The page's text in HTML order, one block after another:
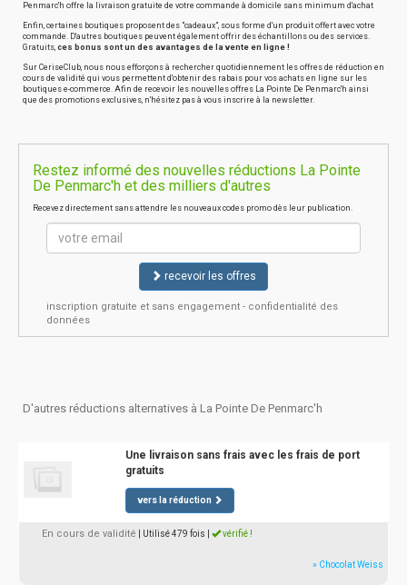
Penmarc'h offre la livraison gratuite de votre commande à domicile sans minimum d'achat
Enfin, certaines boutiques proposent des "cadeaux", sous forme d'un produit offert avec votre
commande. D'autres boutiques peuvent également offrir des échantillons ou des services.
Gratuits, ces bonus sont un des avantages de la vente en ligne !
Sur CeriseClub, nous nous efforçons à rechercher quotidiennement les offres de réduction en
cours de validité qui vous permettent d'obtenir des rabais pour vos achats en ligne sur les
boutiques e-commerce. Afin de recevoir les nouvelles offres La Pointe De Penmarc'h ainsi
que des promotions exclusives, n'hésitez pas à vous inscrire à la newsletter.
Restez informé des nouvelles réductions La Pointe
De Penmarc'h et des milliers d'autres
Recevez directement sans attendre les nouveaux codes promo dès leur publication.
recevoir les offres
inscription gratuite et sans engagement - confidentialité des
données
D'autres réductions alternatives à La Pointe De Penmarc'h
Une livraison sans frais avec les frais de port
gratuits
vers la réduction
En cours de validité | Utilisé 479 fois vérifié !
» Chocolat Weiss